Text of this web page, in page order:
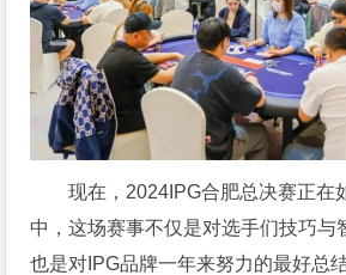
现在，2024IPG合肥总决赛正在
中，这场赛事不仅是对选手们技巧与
也是对IPG品牌一年来努力的最好总结